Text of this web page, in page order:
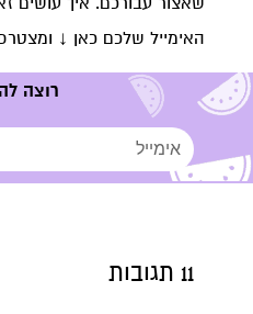
האימייל שלכם כאן ↓
רוצה
11 תגובות